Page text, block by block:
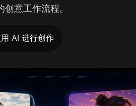
创意工作流程。
AI 进行创作